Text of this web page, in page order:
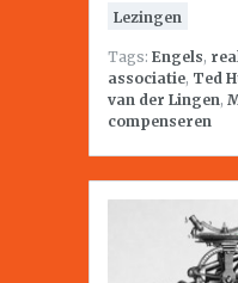
Lezingen
Tags: Engels,
associatie, Ted
van der Lingen,
compenseren